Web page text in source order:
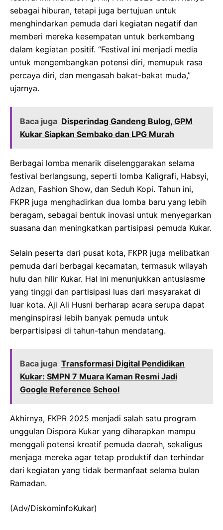
sebagai hiburan, tetapi juga bertujuan untuk
menghindarkan pemuda dari kegiatan negatif dan
memberi mereka kesempatan untuk berkembang
dalam kegiatan positif. “Festival ini menjadi media
untuk mengembangkan potensi diri, memupuk rasa
percaya diri, dan mengasah bakat-bakat muda,”
ujarnya.
Baca juga Disperindag Gandeng Bulog, GPM
Kukar Siapkan Sembako dan LPG Murah
Berbagai lomba menarik diselenggarakan selama
festival berlangsung, seperti lomba Kaligrafi, Habsyi,
Adzan, Fashion Show, dan Seduh Kopi. Tahun ini,
FKPR juga menghadirkan dua lomba baru yang lebih
beragam, sebagai bentuk inovasi untuk menyegarkan
suasana dan meningkatkan partisipasi pemuda Kukar.
Selain peserta dari pusat kota, FKPR juga melibatkan
pemuda dari berbagai kecamatan, termasuk wilayah
hulu dan hilir Kukar. Hal ini menunjukkan antusiasme
yang tinggi dan partisipasi luas dari masyarakat di
luar kota. Aji Ali Husni berharap acara serupa dapat
menginspirasi lebih banyak pemuda untuk
berpartisipasi di tahun-tahun mendatang.
Baca juga Transformasi Digital Pendidikan
Kukar: SMPN 7 Muara Kaman Resmi Jadi
Google Reference School
Akhirnya, FKPR 2025 menjadi salah satu program
unggulan Dispora Kukar yang diharapkan mampu
menggali potensi kreatif pemuda daerah, sekaligus
menjaga mereka agar tetap produktif dan terhindar
dari kegiatan yang tidak bermanfaat selama bulan
Ramadan.
(Adv/DiskominfoKukar)